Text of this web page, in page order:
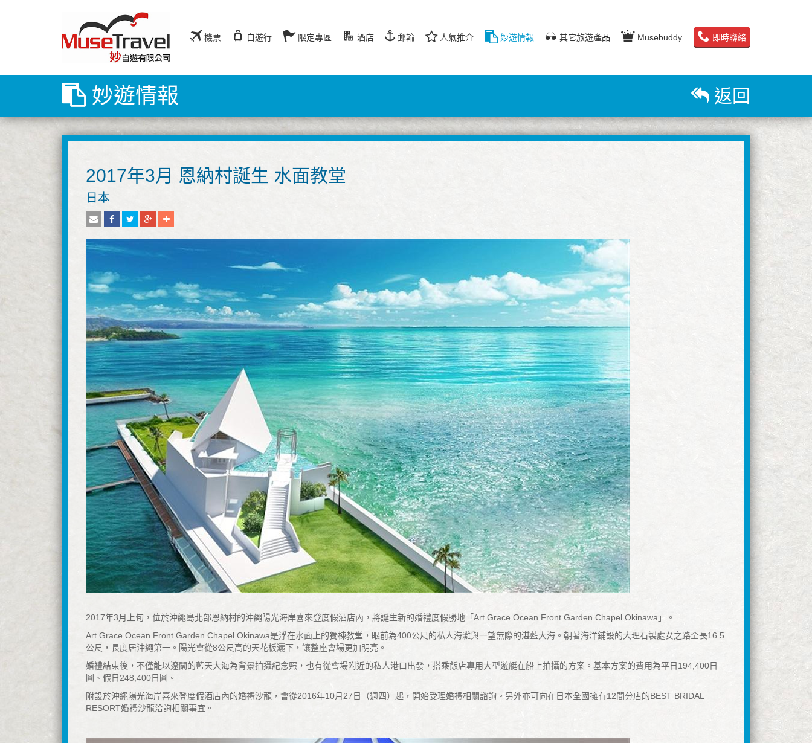
機票 自遊行 限定專區 酒店 郵輪 人氣推介 妙遊情報 其它旅遊產品 Musebuddy 即時聯絡
妙遊情報 返回
2017年3月 恩納村誕生 水面教堂
日本
2017年3月上旬，位於沖繩島北部恩納村的沖繩陽光海岸喜來登度假酒店內，將誕生新的婚禮度假勝地「Art Grace Ocean Front Garden Chapel Okinawa」。
Art Grace Ocean Front Garden Chapel Okinawa是浮在水面上的獨棟教堂，眼前為400公尺的私人海灘與一望無際的湛藍大海。朝著海洋鋪設的大理石製處女之路全長16.5
公尺，長度居沖繩第一。陽光會從8公尺高的天花板灑下，讓整座會場更加明亮。
婚禮結束後，不僅能以遼闊的藍天大海為背景拍攝紀念照，也有從會場附近的私人港口出發，搭乘飯店專用大型遊艇在船上拍攝的方案。基本方案的費用為平日194,400日
圓、假日248,400日圓。
附設於沖繩陽光海岸喜來登度假酒店內的婚禮沙龍，會從2016年10月27日（週四）起，開始受理婚禮相關諮詢。另外亦可向在日本全國擁有12間分店的BEST BRIDAL
RESORT婚禮沙龍洽詢相關事宜。